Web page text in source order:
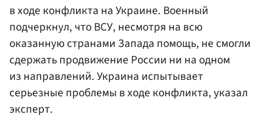
в ходе конфликта на Украине. Военный
подчеркнул, что ВСУ, несмотря на всю
оказанную странами Запада помощь, не смогли
сдержать продвижение России ни на одном
из направлений. Украина испытывает
серьезные проблемы в ходе конфликта, указал
эксперт.